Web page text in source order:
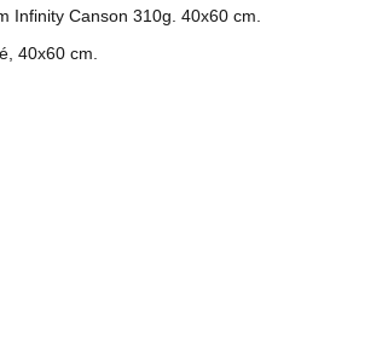
Infinity Canson 310g. 40x60 cm.
40x60 cm.